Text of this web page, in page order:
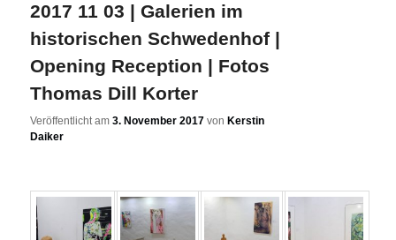
2017 11 03 | Galerien im
historischen Schwedenhof |
Opening Reception | Fotos
Thomas Dill Korter
Veröffentlicht am3. November 2017 vonKerstin
Daiker